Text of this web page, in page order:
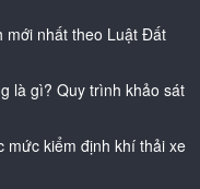
mới nhất theo Luật Đất
là gì? Quy trình khảo sát
mức kiểm định khí thải xe